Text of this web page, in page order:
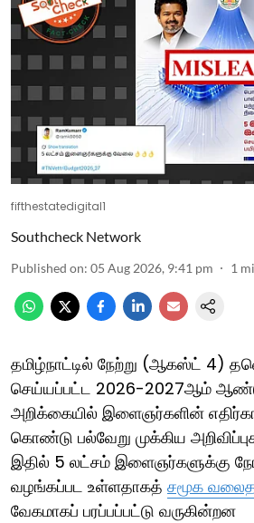
fifthestatedigital1
Southcheck Network
Published on: 05 Aug 2026, 9:41 pm 1
தமிழ்நாட்டில் நேற்று (ஆகஸ்ட் 4)
செய்யப்பட்ட 2026-2027ஆம்
அறிக்கையில் இளைஞர்களின்
கொண்டு பல்வேறு முக்கிய
இதில் 5 லட்சம் இளைஞர்களுக்கு
வழங்கப்பட உள்ளதாகத் சமூக
வேகமாகப் பரப்பப்பட்டு வருகின்றன